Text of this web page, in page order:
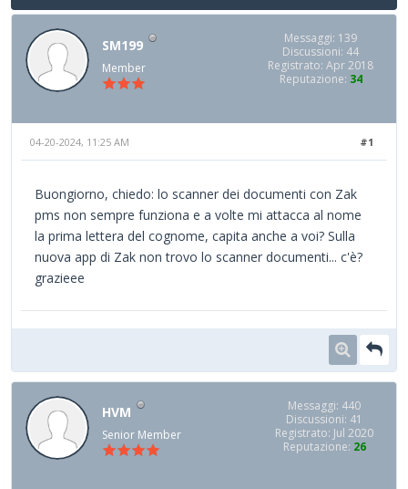
SM199
Member
Messaggi: 139
Discussioni: 44
Registrato: Apr 2018
Reputazione: 34
#1
04-20-2024, 11:25 AM
Buongiorno, chiedo: lo scanner dei documenti con Zak
pms non sempre funziona e a volte mi attacca al nome
la prima lettera del cognome, capita anche a voi? Sulla
nuova app di Zak non trovo lo scanner documenti... c'è?
grazieee
HVM
Senior Member
Messaggi: 440
Discussioni: 41
Registrato: Jul 2020
Reputazione: 26